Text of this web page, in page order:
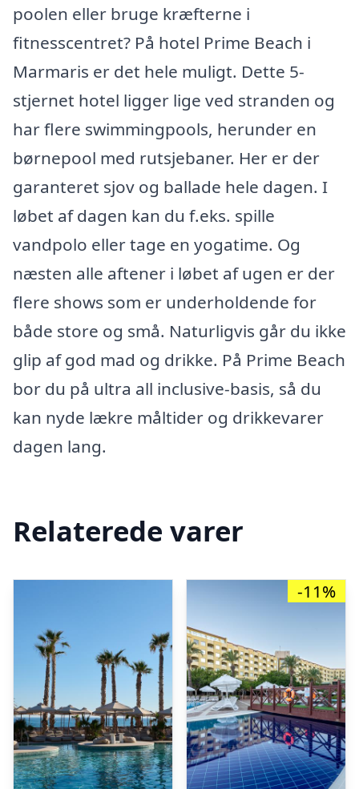
poolen eller bruge kræfterne i
fitnesscentret? På hotel Prime Beach i
Marmaris er det hele muligt. Dette 5-
stjernet hotel ligger lige ved stranden og
har flere swimmingpools, herunder en
børnepool med rutsjebaner. Her er der
garanteret sjov og ballade hele dagen. I
løbet af dagen kan du f.eks. spille
vandpolo eller tage en yogatime. Og
næsten alle aftener i løbet af ugen er der
flere shows som er underholdende for
både store og små. Naturligvis går du ikke
glip af god mad og drikke. På Prime Beach
bor du på ultra all inclusive-basis, så du
kan nyde lækre måltider og drikkevarer
dagen lang.
Relaterede varer
-11%